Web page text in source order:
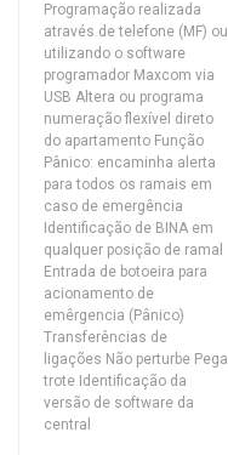
Programação realizada
através de telefone (MF) ou
utilizando o software
programador Maxcom via
USB Altera ou programa
numeração flexível direto
do apartamento Função
Pânico: encaminha alerta
para todos os ramais em
caso de emergência
Identificação de BINA em
qualquer posição de ramal
Entrada de botoeira para
acionamento de
emêrgencia (Pânico)
Transferências de
ligações Não perturbe Pega
trote Identificação da
versão de software da
central